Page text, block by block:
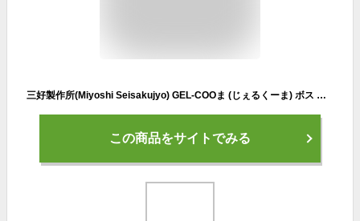
三好製作所(Miyoshi Seisakujyo) GEL-COOま (じぇるくーま) ボス 保冷剤一体型 四角 ランチボックス お弁当箱 15×9.4×6cm 400ml 1段 弁当箱 女性 子供 仕切り付き 簡単クリップ バックル機構 レンジ対応 & 食洗機対応(蓋を除く本体) 白 くま 日本製 0201-0028
この商品をサイトでみる